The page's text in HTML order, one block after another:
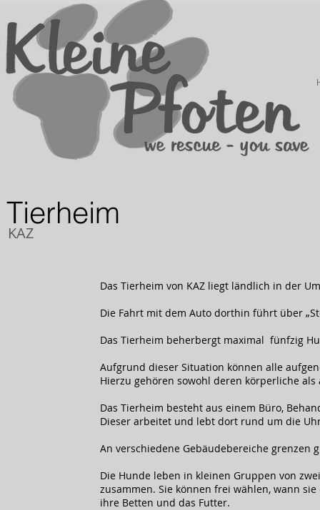
Tierheim
KAZ
Das Tierheim von KAZ liegt ländlich in der
Die Fahrt mit dem Auto dorthin führt über
Das Tierheim beherbergt maximal fünfzig
Aufgrund dieser Situation können alle
Hierzu gehören sowohl deren körperliche
Das Tierheim besteht aus einem Büro,
Dieser arbeitet und lebt dort rund um die
An verschiedene Gebäudebereiche grenzen
Die Hunde leben in kleinen Gruppen von
zusammen. Sie können frei wählen, wann
ihre Betten und das Futter.